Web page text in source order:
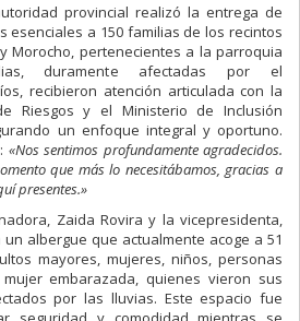
provincial realizó la entrega de
esenciales a 150 familias de los recintos
Morocho, pertenecientes a la parroquia
duramente afectadas por el
recibieron atención articulada con la
Riesgos y el Ministerio de Inclusión
un enfoque integral y oportuno.
«Nos sentimos profundamente agradecidos.
que más lo necesitábamos, gracias a
presentes.»
Zaida Rovira y la vicepresidenta,
albergue que actualmente acoge a 51
mayores, mujeres, niños, personas
embarazada, quienes vieron sus
por las lluvias. Este espacio fue